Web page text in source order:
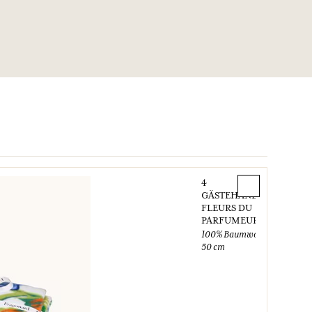
4
GÄSTEHANDTÜCHER
FLEURS DU
PARFUMEUR
100% Baumwolle
50 cm